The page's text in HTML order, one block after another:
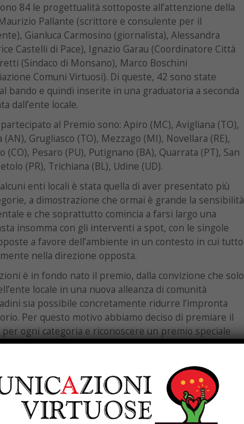
84 le progettualità sottoposte all’attenzione della
Pallante (scrittore e consulente per il
Gianluca Carmosino (giornalista), Alessandra
Castelli di Pace), Ignazio Garau (Coordinatore Città
(Sindaco di Monsano), Marco Boschini
Comuni Virtuosi). Di queste, 42 sono state
bando e quindi inserite in una graduatoria a seconda
dall’ente locale.
al Premio sono: Apiro (MC), Avigliana (TO),
(AN), Grugliasco (TO), Mezzago (MI), Novellara (RE),
(CO), Pesaro (PU), Putignano (BA), Quarrata (PT), San
(PR), Trichiana (BL), Udine (UD).
enti locali è stata quella di aver presentato più
a dimostrazione che ormai è grande la sensibilità
e che soprattutto comincia a farsi largo una
insomma con gli interventi a spot, con le singole
a favore dell’ambiente in un contesto in cui tutto
nella direzione opposta.
è in fondo nato il premio, dalla convizione che solo
locale in una nuova alleanza di comunità
sia possibile concretamente ridurre l’impronta
Per questo motivo abbiamo deciso di premiare il
ogni categoria e riconoscere un premio speciale
presentando progetti in tutte e 5 le “stelle”, sta
il premio va ai Comuni diMezzago(MI) e
locali che più di tutti stanno lavorando a 360 gradi
e concrete rispetto ad una gestione del
e attenta, ad una significativa diminuzione